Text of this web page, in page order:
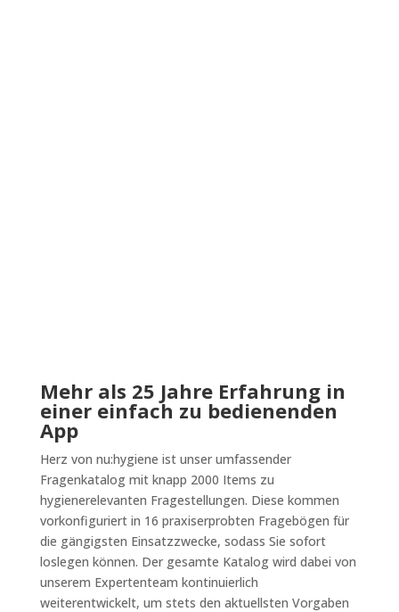
Mehr als 25 Jahre Erfahrung in
einer einfach zu bedienenden
App
Herz von nu:hygiene ist unser umfassender
Fragenkatalog mit knapp 2000 Items zu
hygienerelevanten Fragestellungen. Diese kommen
vorkonfiguriert in 16 praxiserprobten Fragebögen für
die gängigsten Einsatzzwecke, sodass Sie sofort
loslegen können. Der gesamte Katalog wird dabei von
unserem Expertenteam kontinuierlich
weiterentwickelt, um stets den aktuellsten Vorgaben